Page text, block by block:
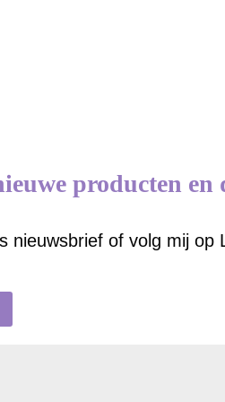
producten en
nieuwsbrief of volg mij op